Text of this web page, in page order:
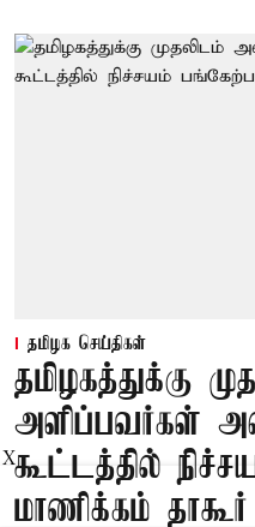
தமிழக செய்திகள்
தமிழகத்துக்கு
அளிப்பவர்கள்
கூட்டத்தில்
மாணிக்கம் தாகூர்
X